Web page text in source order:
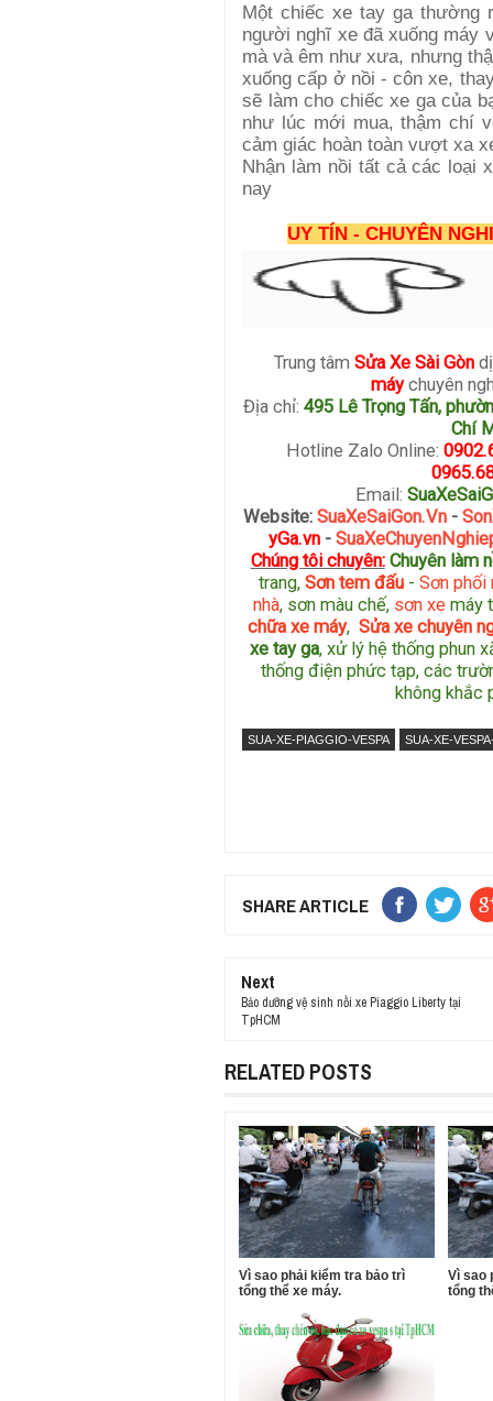
Một chiếc xe tay ga thường
người nghĩ xe đã xuống máy
mà và êm như xưa, nhưng
xuống cấp ở nồi - côn xe,
sẽ làm cho chiếc xe ga của
như lúc mới mua, thậm chí
cảm giác hoàn toàn vượt xa
Nhận làm nồi tất cả các loại
nay
UY TÍN - CHUYÊN
Trung tâm Sửa Xe Sài Gòn
máy chuyên
Địa chỉ: 495 Lê Trọng Tấn,
Chí
Hotline Zalo Online:
Email:
Website:SuaXeSaiGon.Vn -
yGa.vn -
Chúng tôi chuyên: Chuyên làm
trang,Sơn tem đấu -Sơn phối
nhà, sơn màu chế, sơn xe máy
chữa xe máy,Sửa xe chuyên
xe tay ga, xử lý hệ thống phun
thống điện phức tạp, các
không khắc
SUA-XE-PIAGGIO-VESPA SUA-XE-
SHARE ARTICLE
Next
Bảo dưỡng vệ sinh nồi xe Piaggio Liberty tại
TpHCM
RELATED POSTS
Vì sao phải kiểm tra bảo trì
tổng thể xe máy.
Vì sao
tổng